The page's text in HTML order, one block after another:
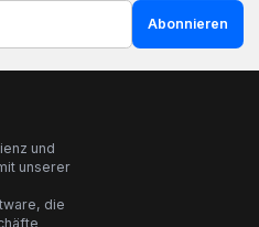
Abonnieren
und
unserer
die